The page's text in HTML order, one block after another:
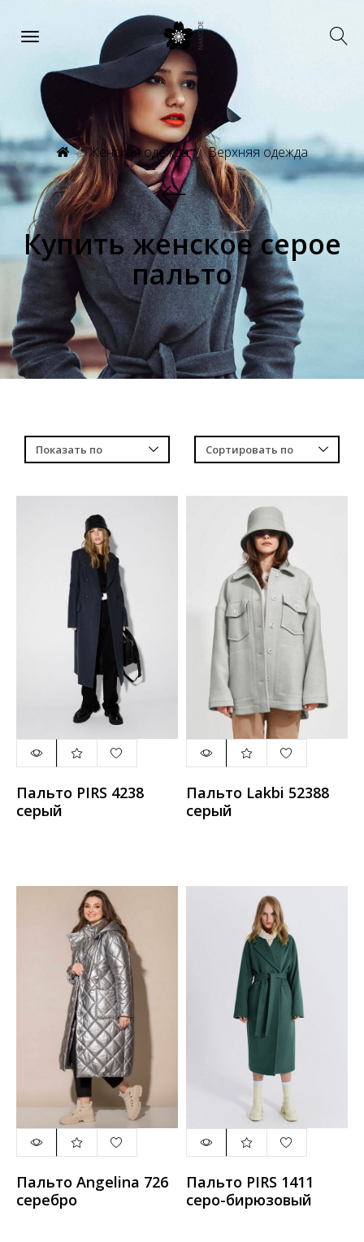
Женская одежда Верхняя одежда
Купить женское серое
пальто
Пальто PIRS 4238
серый
Пальто Lakbi 52388
серый
Пальто Angelina 726
серебро
Пальто PIRS 1411
серо-бирюзовый